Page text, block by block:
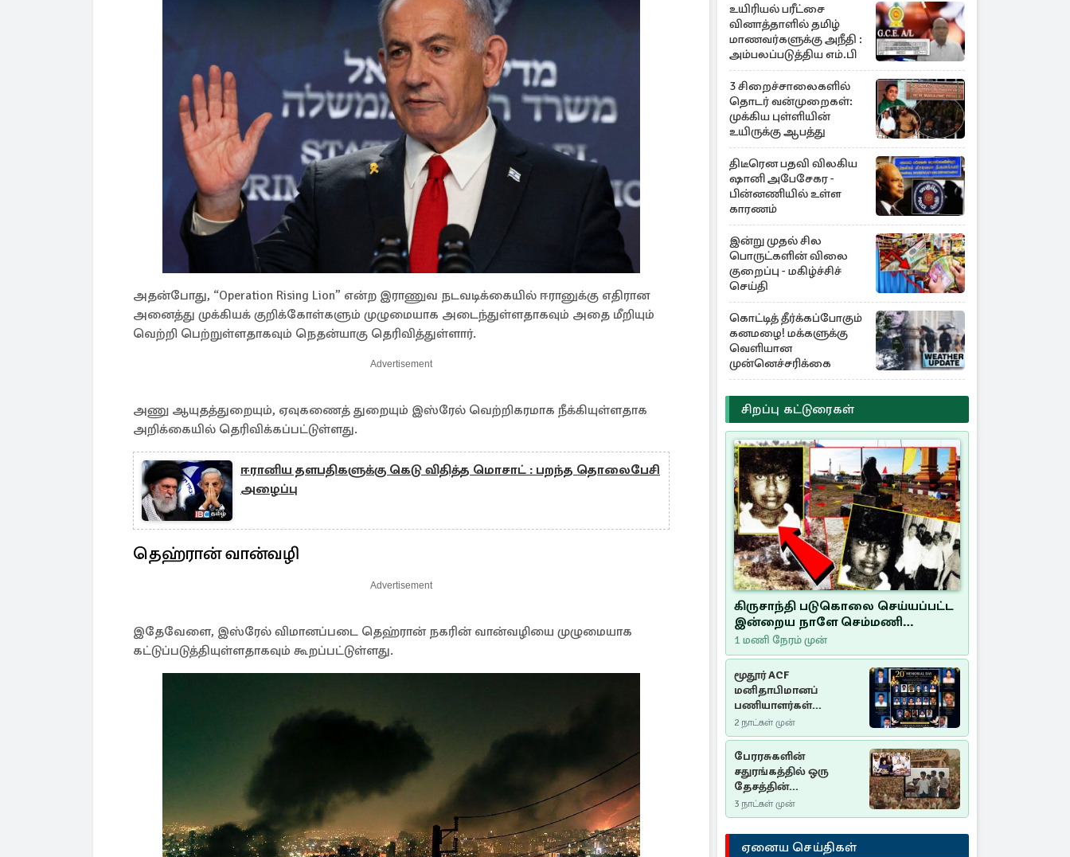
அதன்போது, “Operation Rising Lion” என்ற இராணுவ நடவடிக்கையில் ஈரானுக்கு எதிரான
அனைத்து முக்கியக் குறிக்கோள்களும் முழுமையாக அடைந்துள்ளதாகவும் அதை மீறியும்
வெற்றி பெற்றுள்ளதாகவும் நெதன்யாகு தெரிவித்துள்ளார்.
Advertisement
அணு ஆயுதத்துறையும், ஏவுகணைத் துறையும் இஸ்ரேல் வெற்றிகரமாக நீக்கியுள்ளதாக
அறிக்கையில் தெரிவிக்கப்பட்டுள்ளது.
ஈரானிய தளபதிகளுக்கு கெடு விதித்த மொசாட் : பறந்த தொலைபேசி
அழைப்பு
தெஹ்ரான் வான்வழி
Advertisement
இதேவேளை, இஸ்ரேல் விமானப்படை தெஹ்ரான் நகரின் வான்வழியை முழுமையாக
கட்டுப்படுத்தியுள்ளதாகவும் கூறப்பட்டுள்ளது.
உயிரியல் பரீட்சை
வினாத்தாளில் தமிழ்
மாணவர்களுக்கு அநீதி :
அம்பலப்படுத்திய எம்.பி
3 சிறைச்சாலைகளில்
தொடர் வன்முறைகள்:
முக்கிய புள்ளியின்
உயிருக்கு ஆபத்து
திடீரென பதவி விலகிய
ஷானி அபேசேகர -
பின்னணியில் உள்ள
காரணம்
இன்று முதல் சில
பொருட்களின் விலை
குறைப்பு - மகிழ்ச்சிச்
செய்தி
கொட்டித் தீர்க்கப்போகும்
கனமழை! மக்களுக்கு
வெளியான
முன்னெச்சரிக்கை
சிறப்பு கட்டுரைகள்
கிருசாந்தி படுகொலை செய்யப்பட்ட
இன்றைய நாளே செம்மணி
இனப்படுகொலை தினம்…!
1 மணி நேரம் முன்
மூதூர் ACF
மனிதாபிமானப்
பணியாளர்கள்
படுகொலை (2006): 20
ஆண்டுகளாகியும் நீதி
மறுக்கப்பட்ட
மனிதாபிமானப்
பேரவலம்
2 நாட்கள் முன்
பேரரசுகளின்
சதுரங்கத்தில் ஒரு
தேசத்தின்
தீர்க்கதரிசனம் :
சுதுமலை பிரகடனம்
ஒரு வரலாற்றுப் பாடம்
3 நாட்கள் முன்
ஏனைய செய்திகள்